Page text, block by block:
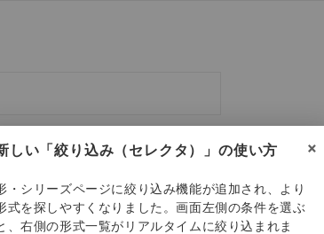
しい「絞り込み（セレクタ）」の使い方 ×